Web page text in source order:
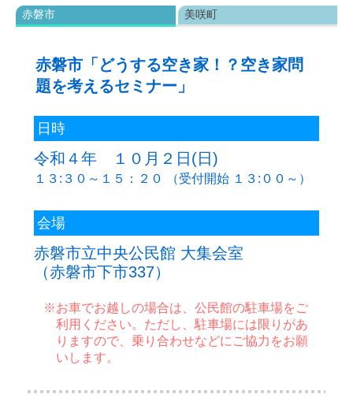
赤磐市
赤磐市「どうする空き家！？空き家問
題を考えるセミナー」
日時
令和４年 １０月２日(日)
１３:３０～１５：２０ （受付開始 １３:００～）
会場
赤磐市立中央公民館 大集会室
（赤磐市下市337）
※お車でお越しの場合は、公民館の駐車場をご
利用ください。ただし、駐車場には限りがあ
りますので、乗り合わせなどにご協力をお願
いします。
美咲町
日時
令和４年 １０月２２日(土)
１３:００～１４：５０ （受付開始 １２:
会場
美咲町旭町民センター
（美咲町西川1001-6）
をご利用ください。ただし、駐車場
りますので、乗り合わせなどにご協
ます。